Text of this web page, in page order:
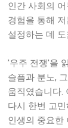
인간 사회의
경험을 통해
설정하는 데
'우주 전쟁'을
슬픔과 분노,
움직였습니다.
다시 한번 고
인생의 중요한